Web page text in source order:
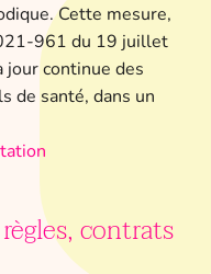
Cette mesure,
961 du 19 juillet
jour continue des
de santé, dans un
contrats